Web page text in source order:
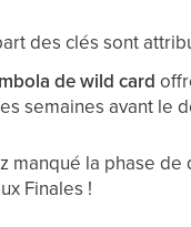
des clés sont
de wild card
semaines avant le
manqué la phase
Finales !